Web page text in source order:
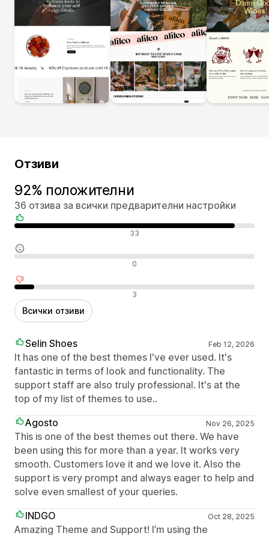
Отзиви
92% положителни
36 отзива за всички предварителни настройки
Положителни отзиви 33
Неутрални отзиви 0
Отрицателни отзиви 3
Всички отзиви
Selin Shoes Feb 12, 2026
It has one of the best themes I've ever used. It's
fantastic in terms of look and functionality. The
support staff are also truly professional. It's at the
top of my list of themes to use..
Agosto
Nov 26, 2025
This is one of the best themes out there. We have
been using this for more than a year. It works very
smooth. Customers love it and we love it. Also the
support is very prompt and always eager to help and
solve even smallest of your queries.
INDGO
Oct 28, 2025
Amazing Theme and Support! I’m using the